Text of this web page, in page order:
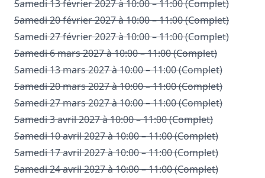
Samedi 13 février 2027 à 10:00 – 11:00 (Complet)
Samedi 20 février 2027 à 10:00 – 11:00 (Complet)
Samedi 27 février 2027 à 10:00 – 11:00 (Complet)
Samedi 6 mars 2027 à 10:00 – 11:00 (Complet)
Samedi 13 mars 2027 à 10:00 – 11:00 (Complet)
Samedi 20 mars 2027 à 10:00 – 11:00 (Complet)
Samedi 27 mars 2027 à 10:00 – 11:00 (Complet)
Samedi 3 avril 2027 à 10:00 – 11:00 (Complet)
Samedi 10 avril 2027 à 10:00 – 11:00 (Complet)
Samedi 17 avril 2027 à 10:00 – 11:00 (Complet)
Samedi 24 avril 2027 à 10:00 – 11:00 (Complet)